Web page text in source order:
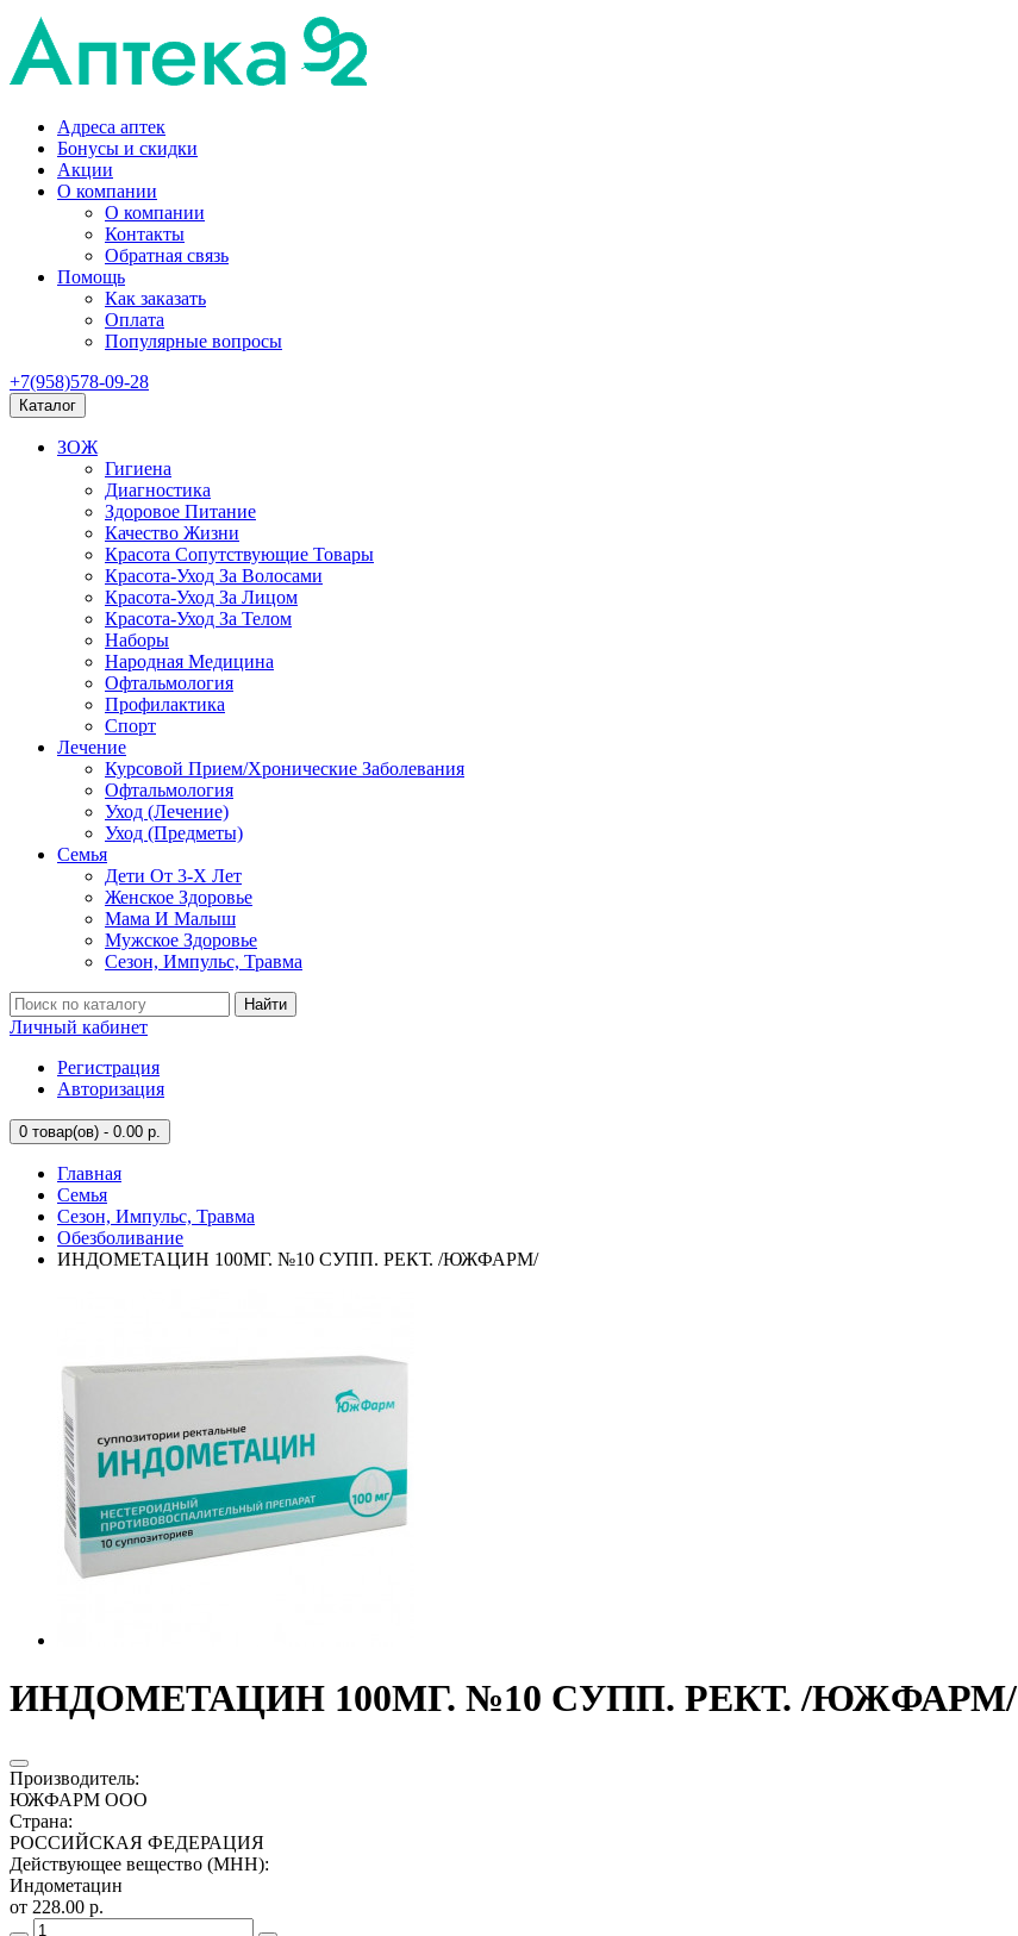
Адреса аптек
Бонусы и скидки
Акции
О компании
О компании
Контакты
Обратная связь
Помощь
Как заказать
Оплата
Популярные вопросы
+7(958)578-09-28
Каталог
ЗОЖ
Гигиена
Диагностика
Здоровое Питание
Качество Жизни
Красота Сопутствующие Товары
Красота-Уход За Волосами
Красота-Уход За Лицом
Красота-Уход За Телом
Наборы
Народная Медицина
Офтальмология
Профилактика
Спорт
Лечение
Курсовой Прием/Хронические Заболевания
Офтальмология
Уход (Лечение)
Уход (Предметы)
Семья
Дети От 3-Х Лет
Женское Здоровье
Мама И Малыш
Мужское Здоровье
Сезон, Импульс, Травма
Найти
Личный кабинет
Регистрация
Авторизация
0 товар(ов) - 0.00 р.
Главная
Семья
Сезон, Импульс, Травма
Обезболивание
ИНДОМЕТАЦИН 100МГ. №10 СУПП. РЕКТ. /ЮЖФАРМ/
ИНДОМЕТАЦИН 100МГ. №10 СУПП. РЕКТ. /ЮЖФАРМ/
Производитель:
ЮЖФАРМ ООО
Страна:
РОССИЙСКАЯ ФЕДЕРАЦИЯ
Действующее вещество (МНН):
Индометацин
от 228.00 р.